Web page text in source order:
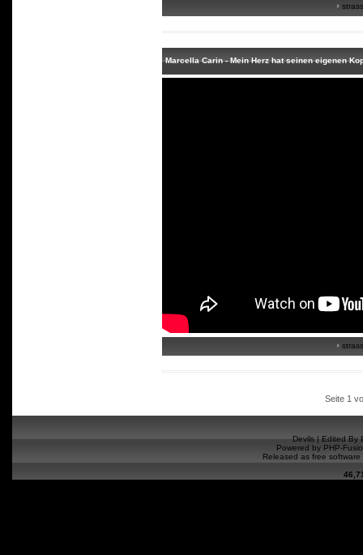
Marcella Carin - Mein Herz hat seinen eigenen
Seite 1
Devils |Edited By
Powered by PHP-
Released as free